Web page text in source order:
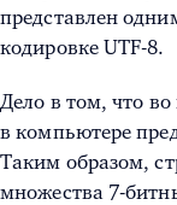
представлен
кодировке UTF-8.
Дело в том, что
в компьютере
Таким образом,
множества 7-